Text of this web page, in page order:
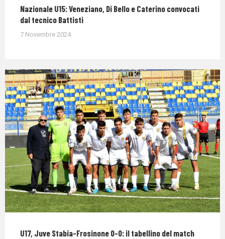
Nazionale U15: Veneziano, Di Bello e Caterino convocati
dal tecnico Battisti
7 Novembre 2024
U17, Juve Stabia-Frosinone 0-0: il tabellino del match